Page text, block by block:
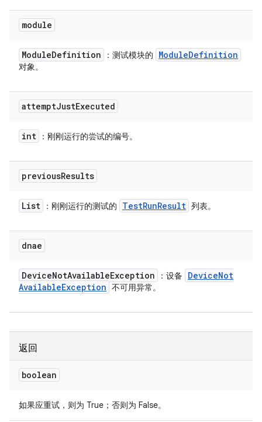
module
ModuleDefinition ：测试模块的 ModuleDefinition
对象。
attemptJustExecuted
int ：刚刚运行的尝试的编号。
previousResults
List ：刚刚运行的测试的 TestRunResult 列表。
dnae
DeviceNotAvailableException ：设备 DeviceNot
AvailableException 不可用异常。
返回
boolean
如果应重试，则为 True；否则为 False。